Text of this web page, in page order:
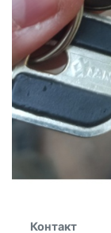
Контакт